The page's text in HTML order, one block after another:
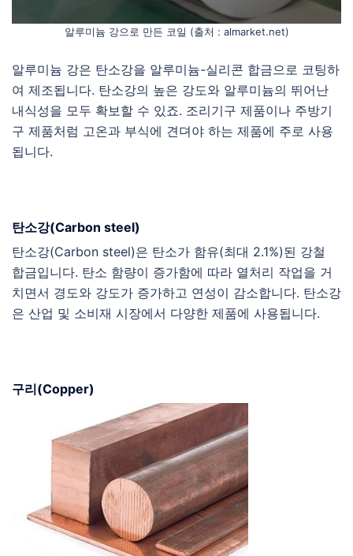
알루미늄 강으로 만든 코일 (출처 : almarket.net)
알루미늄 강은 탄소강을 알루미늄-실리콘 합금으로 코팅하
여 제조됩니다. 탄소강의 높은 강도와 알루미늄의 뛰어난
내식성을 모두 확보할 수 있죠. 조리기구 제품이나 주방기
구 제품처럼 고온과 부식에 견뎌야 하는 제품에 주로 사용
됩니다.
탄소강(Carbon steel)
탄소강(Carbon steel)은 탄소가 함유(최대 2.1%)된 강철
합금입니다. 탄소 함량이 증가함에 따라 열처리 작업을 거
치면서 경도와 강도가 증가하고 연성이 감소합니다. 탄소강
은 산업 및 소비재 시장에서 다양한 제품에 사용됩니다.
구리(Copper)